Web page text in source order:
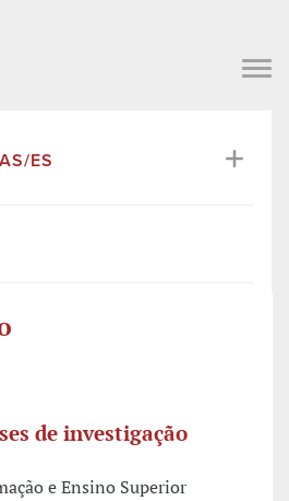
ES
de investigação
e Ensino Superior